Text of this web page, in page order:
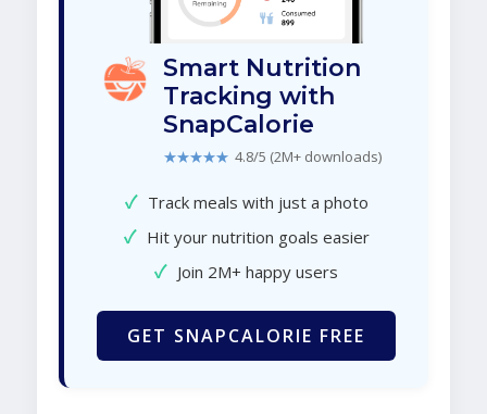
Smart Nutrition
Tracking with
SnapCalorie
★★★★★ 4.8/5 (2M+ downloads)
✓ Track meals with just a photo
✓ Hit your nutrition goals easier
✓ Join 2M+ happy users
GET SNAPCALORIE FREE